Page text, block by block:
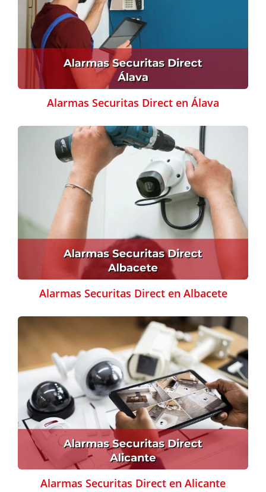
Alarmas Securitas Direct en Álava
Alarmas Securitas Direct en Albacete
Alarmas Securitas Direct en Alicante